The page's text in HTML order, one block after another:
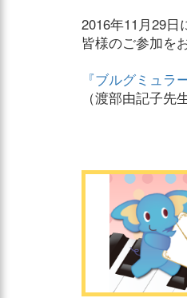
2016年11月29日
皆様のご参加を
『ブルグミュラ
（渡部由記子先生